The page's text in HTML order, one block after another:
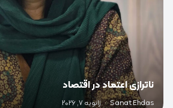
ناترازی اعتماد در اقتصاد
Sanat Ehdas
· ژانویه 7, 2026